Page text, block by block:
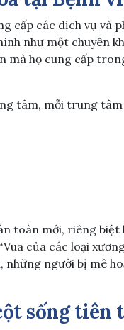
cấp các dịch vụ và
như một chuyên
mà họ cung cấp
tâm, mỗi trung
toàn mới, riêng biệt
của các loại
người bị mê
sống tiên